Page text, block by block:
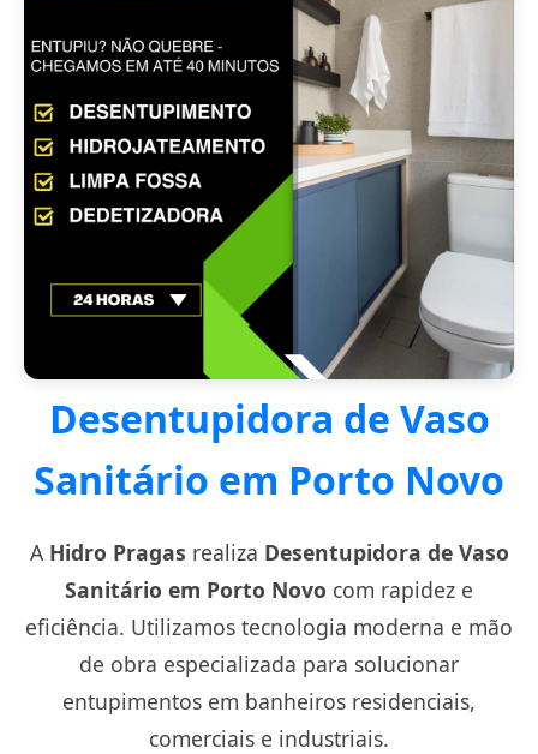
Desentupidora de Vaso
Sanitário em Porto Novo
A Hidro Pragas realiza Desentupidora de Vaso
Sanitário em Porto Novo com rapidez e
eficiência. Utilizamos tecnologia moderna e mão
de obra especializada para solucionar
entupimentos em banheiros residenciais,
comerciais e industriais.